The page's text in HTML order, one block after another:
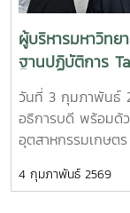
ผู้บริหารมหาวิทย
ฐานปฏิบัติการ
มหาวิทยาลัยแม่โจ้
วันที่ 3 กุมภาพันธ์
อธิการบดี พร้อมด้
อุตสาหกรรมเกษต
University of
4 กุมภาพันธ์